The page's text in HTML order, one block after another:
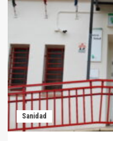
edición
del
Memorial
Carlos
Cuadrado
llega
este
domingo
a
Sanidad